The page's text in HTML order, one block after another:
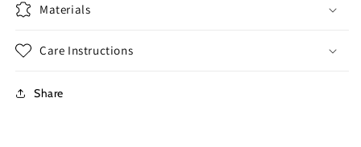
Materials
Care Instructions
Share